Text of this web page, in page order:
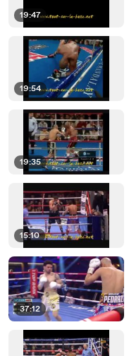
19:47
19:54
19:35
15:10
37:12